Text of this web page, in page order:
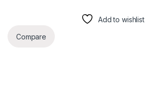
Add to wishlist
Compare